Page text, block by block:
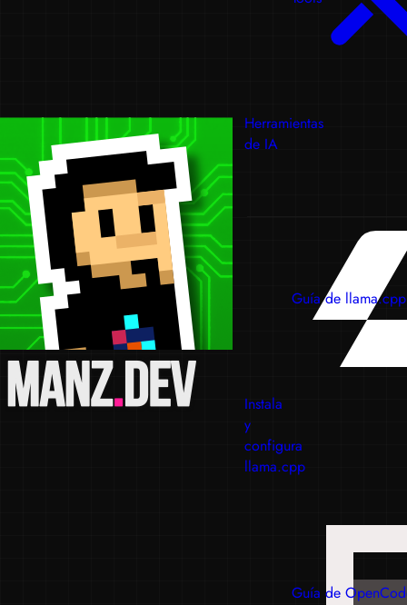
Herramientas
de IA
Guía de llama.cpp
Instala
y
configura
llama.cpp
Guía de